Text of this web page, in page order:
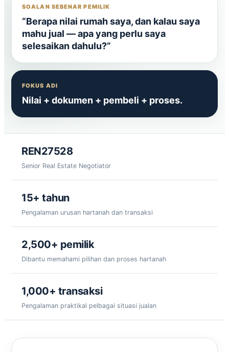
SOALAN SEBENAR PEMILIK
“Berapa nilai rumah saya, dan kalau saya
mahu jual — apa yang perlu saya
selesaikan dahulu?”
FOKUS ADI
Nilai + dokumen + pembeli + proses.
REN27528
Senior Real Estate Negotiator
15+ tahun
Pengalaman urusan hartanah dan transaksi
2,500+ pemilik
Dibantu memahami pilihan dan proses hartanah
1,000+ transaksi
Pengalaman praktikal pelbagai situasi jualan